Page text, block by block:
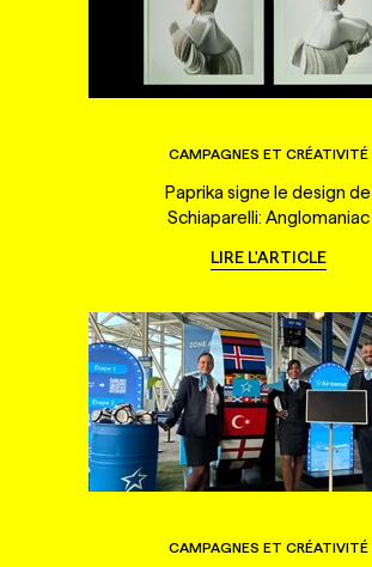
CAMPAGNES ET CRÉATIVITÉ
Paprika signe le design de
Schiaparelli: Anglomaniac
LIRE L'ARTICLE
CAMPAGNES ET CRÉATIVITÉ